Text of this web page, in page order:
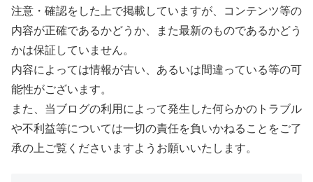
注意・確認をした上で掲載していますが、コンテンツ等の
内容が正確であるかどうか、また最新のものであるかどう
かは保証していません。
内容によっては情報が古い、あるいは間違っている等の可
能性がございます。
また、当ブログの利用によって発生した何らかのトラブル
や不利益等については一切の責任を負いかねることをご了
承の上ご覧くださいますようお願いいたします。